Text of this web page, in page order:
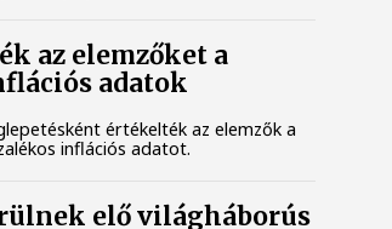
az elemzőket a
adatok
értékelték az elemzők a
inflációs adatot.
elő világháborús